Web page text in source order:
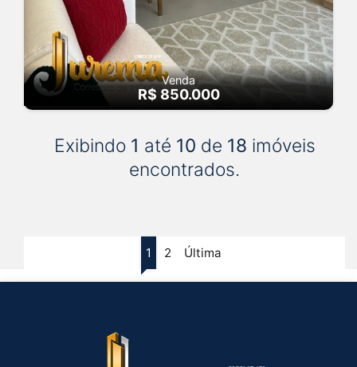
Venda
R$ 850.000
Exibindo 1 até 10 de 18 imóveis
encontrados.
1 2 Última